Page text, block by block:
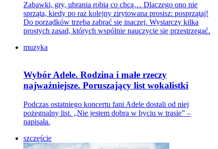
Zabawki, gry, ubrania robią co chcą… Dlaczego ono nie
sprząta, kiedy po raz kolejny zirytowana prosisz: posprzątaj!
Do porządków trzeba zabrać się inaczej. Wystarczy kilka
prostych zasad, których wspólnie nauczycie się przestrzegać.
muzyka
Wybór Adele. Rodzina i małe rzeczy
najważniejsze. Poruszający list wokalistki
Podczas ostatniego koncertu fani Adele dostali od niej
pożegnalny list. „Nie jestem dobra w byciu w trasie” –
napisała.
szczęście